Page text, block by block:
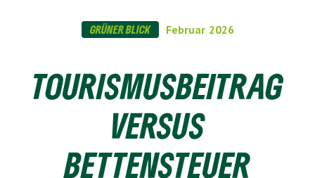
GRÜNER BLICK Februar 2026
TOURISMUSBEITRAG
VERSUS
BETTENSTEUER